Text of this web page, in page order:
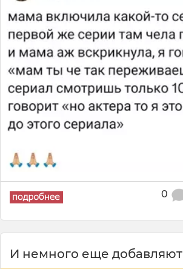
0
И немного еще добавляют